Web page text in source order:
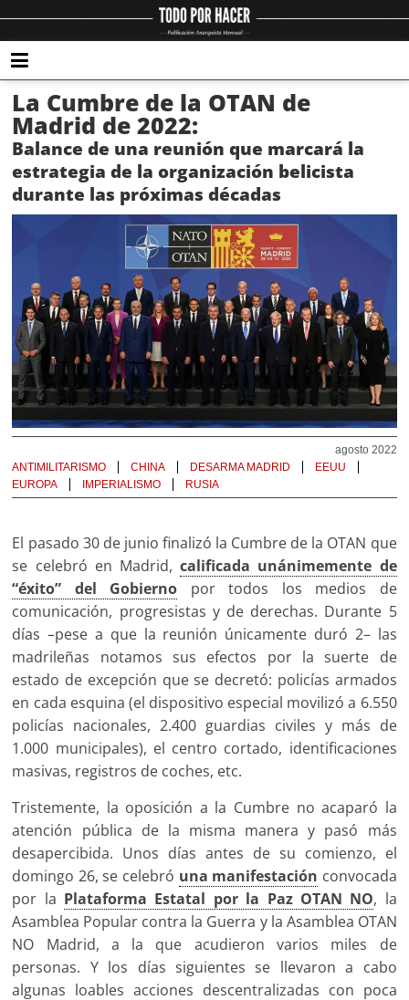
La Cumbre de la OTAN de
Madrid de 2022:
Balance de una reunión que marcará la
estrategia de la organización belicista
durante las próximas décadas
agosto 2022
ANTIMILITARISMO
CHINA DESARMA MADRID
EEUU
EUROPA
IMPERIALISMO RUSIA
El pasado 30 de junio finalizó la Cumbre de la OTAN que
se celebró en Madrid,calificada unánimemente de
“éxito” del Gobierno por todos los medios de
comunicación, progresistas y de derechas. Durante 5
días –pese a que la reunión únicamente duró 2– las
madrileñas notamos sus efectos por la suerte de
estado de excepción que se decretó: policías armados
en cada esquina (el dispositivo especial movilizó a 6.550
policías nacionales, 2.400 guardias civiles y más de
1.000 municipales), el centro cortado, identificaciones
masivas, registros de coches, etc.
Tristemente, la oposición a la Cumbre no acaparó la
atención pública de la misma manera y pasó más
desapercibida. Unos días antes de su comienzo, el
domingo 26, se celebró una manifestación convocada
por la Plataforma Estatal por la Paz OTAN NO, la
Asamblea Popular contra la Guerra y la Asamblea OTAN
NO Madrid, a la que acudieron varios miles de
personas. Y los días siguientes se llevaron a cabo
algunas loables acciones descentralizadas con poca